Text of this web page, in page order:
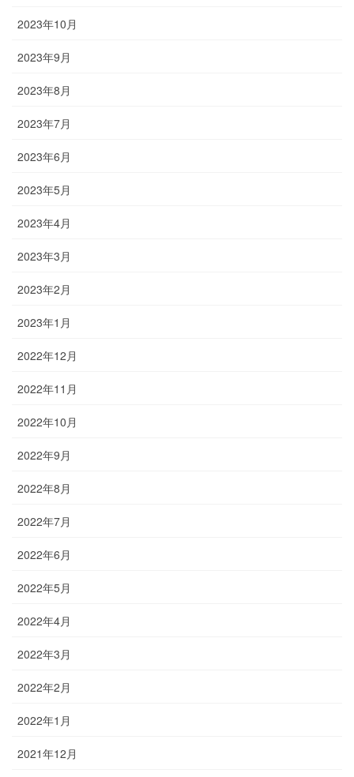
2023年10月
2023年9月
2023年8月
2023年7月
2023年6月
2023年5月
2023年4月
2023年3月
2023年2月
2023年1月
2022年12月
2022年11月
2022年10月
2022年9月
2022年8月
2022年7月
2022年6月
2022年5月
2022年4月
2022年3月
2022年2月
2022年1月
2021年12月